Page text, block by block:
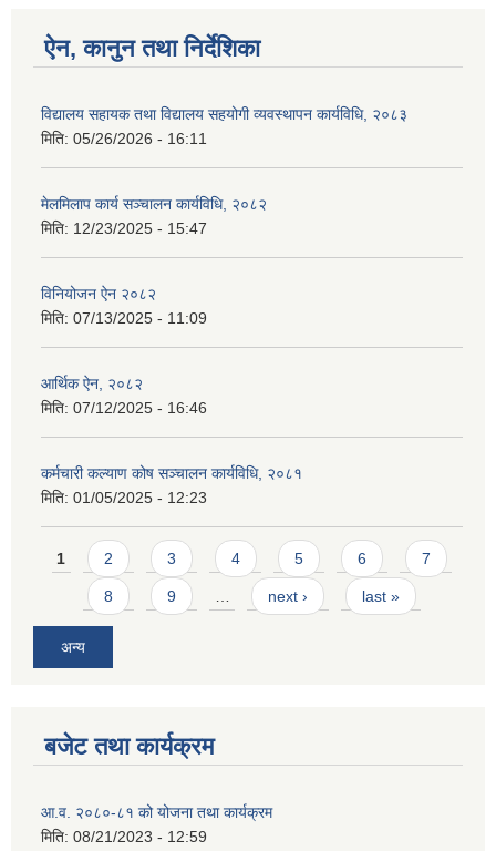
ऐन, कानुन तथा निर्देशिका
विद्यालय सहायक तथा विद्यालय सहयोगी व्यवस्थापन कार्यविधि, २०८३
मिति: 05/26/2026 - 16:11
मेलमिलाप कार्य सञ्चालन कार्यविधि, २०८२
मिति: 12/23/2025 - 15:47
विनियोजन ऐन २०८२
मिति: 07/13/2025 - 11:09
आर्थिक ऐन, २०८२
मिति: 07/12/2025 - 16:46
कर्मचारी कल्याण कोष सञ्चालन कार्यविधि, २०८१
मिति: 01/05/2025 - 12:23
Pages
1 2 3 4 5 6 7
8 9 next › last »
अन्य
बजेट तथा कार्यक्रम
आ.व. २०८०-८१ को योजना तथा कार्यक्रम
मिति: 08/21/2023 - 12:59